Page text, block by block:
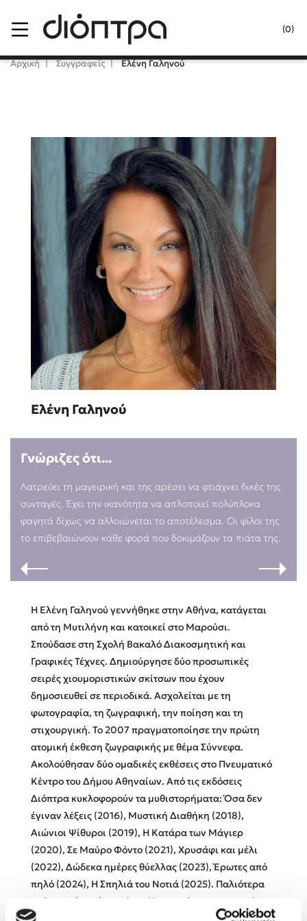
(0)
Κλείσιμο
Lidia Branković
Το ξενοδοχείο των συναισθημάτων
Χάρης Πολίτης
Καθρέφτης
Sebastian Fitzek
Στέφανος Ξενάκης
Κώστας Κρομμύδας
Το λιμάνι μου είσαι εσύ
Ιωάννης Γλωσσόπουλος
Ένας γίγαντας στο σχολείο
Δανάη Δεληγεώργη
Πάνω, κάτω, μπροστά, πίσω
Αρχική Συγγραφείς Ελένη Γαληνού
Ελένη Γαληνού
Η Ελένη Γαληνού γεννήθηκε στην Αθήνα, κατάγεται
από τη Μυτιλήνη και κατοικεί στο Μαρούσι.
Σπούδασε στη Σχολή Βακαλό Διακοσμητική και
Γραφικές Τέχνες. Δημιούργησε δύο προσωπικές
σειρές χιουμοριστικών σκίτσων που έχουν
δημοσιευθεί σε περιοδικά. Ασχολείται με τη
φωτογραφία, τη ζωγραφική, την ποίηση και τη
στιχουργική. Το 2007 πραγματοποίησε την πρώτη
ατομική έκθεση ζωγραφικής με θέμα Σύννεφα.
Ακολούθησαν δύο ομαδικές εκθέσεις στο Πνευματικό
Κέντρο του Δήμου Αθηναίων. Από τις εκδόσεις
Διόπτρα κυκλοφορούν τα μυθιστορήματα: Όσα δεν
έγιναν λέξεις (2016), Μυστική Διαθήκη (2018),
Αιώνιοι Ψίθυροι (2019), Η Κατάρα των Μάγιερ
(2020), Σε Μαύρο Φόντο (2021), Χρυσάφι και μέλι
(2022), Δώδεκα ημέρες θύελλας (2023), Έρωτες από
πηλό (2024), Η Σπηλιά του Νοτιά (2025). Παλιότερα
μυθιστορήματά της είναι: Όταν στέρεψε η αντοχή
(2013), Πέρα από τις κόκκινες γραμμές (2014), Ακόμη
Γνώριζες ότι...
Λατρεύει τη μαγειρική και της αρέσει να φτιάχνει δικές της
συνταγές. Έχει την ικανότητα να απλοποιεί πολύπλοκα
φαγητά δίχως να αλλοιώνεται το αποτέλεσμα. Οι φίλοι της
το επιβεβαιώνουν κάθε φορά που δοκιμάζουν τα πιάτα της.